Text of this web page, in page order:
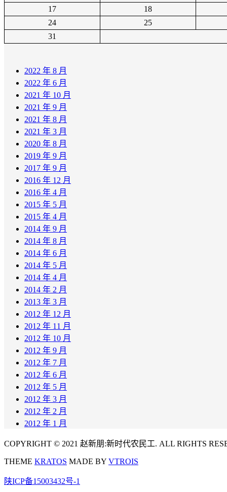
17
18
24
25
31
2022 年 8 月
2022 年 6 月
2021 年 10 月
2021 年 9 月
2021 年 8 月
2021 年 3 月
2020 年 8 月
2019 年 9 月
2017 年 9 月
2016 年 12 月
2016 年 4 月
2015 年 5 月
2015 年 4 月
2014 年 9 月
2014 年 8 月
2014 年 6 月
2014 年 5 月
2014 年 4 月
2014 年 2 月
2013 年 3 月
2012 年 12 月
2012 年 11 月
2012 年 10 月
2012 年 9 月
2012 年 7 月
2012 年 6 月
2012 年 5 月
2012 年 3 月
2012 年 2 月
2012 年 1 月
COPYRIGHT © 2021 赵新朋:新时代农民工. ALL RIGHTS
THEME KRATOS MADE BY VTROIS
陕ICP备15003432号-1